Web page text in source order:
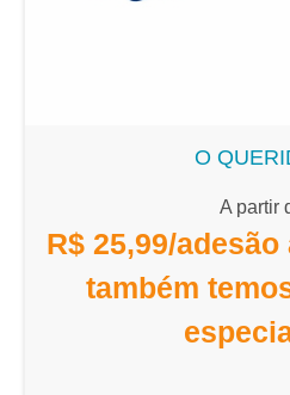
O
A partir
R$ 25,99/adesão
também